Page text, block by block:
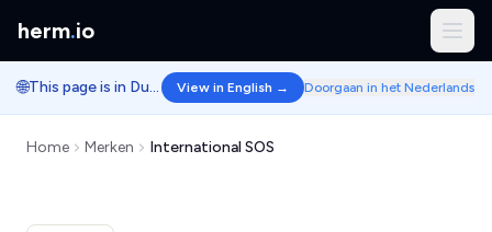
herm.io
🌐 This page is in Dutch. View in English → Doorgaan in het Nederlands
Home Merken International SOS